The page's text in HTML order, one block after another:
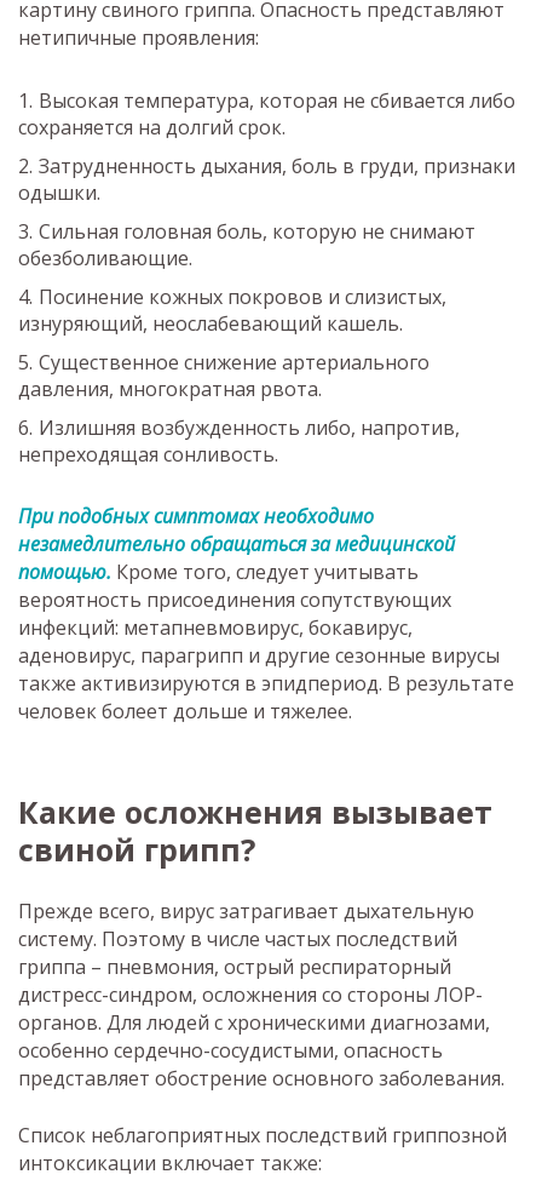
картину свиного гриппа. Опасность представляют
нетипичные проявления:
Высокая температура, которая не сбивается либо
сохраняется на долгий срок.
Затрудненность дыхания, боль в груди, признаки
одышки.
Сильная головная боль, которую не снимают
обезболивающие.
Посинение кожных покровов и слизистых,
изнуряющий, неослабевающий кашель.
Существенное снижение артериального
давления, многократная рвота.
Излишняя возбужденность либо, напротив,
непреходящая сонливость.
При подобных симптомах необходимо
незамедлительно обращаться за медицинской
помощью. Кроме того, следует учитывать
вероятность присоединения сопутствующих
инфекций: метапневмовирус, бокавирус,
аденовирус, парагрипп и другие сезонные вирусы
также активизируются в эпидпериод. В результате
человек болеет дольше и тяжелее.
Какие осложнения вызывает
свиной грипп?
Прежде всего, вирус затрагивает дыхательную
систему. Поэтому в числе частых последствий
гриппа – пневмония, острый респираторный
дистресс-синдром, осложнения со стороны ЛОР-
органов. Для людей с хроническими диагнозами,
особенно сердечно-сосудистыми, опасность
представляет обострение основного заболевания.
Список неблагоприятных последствий гриппозной
интоксикации включает также: